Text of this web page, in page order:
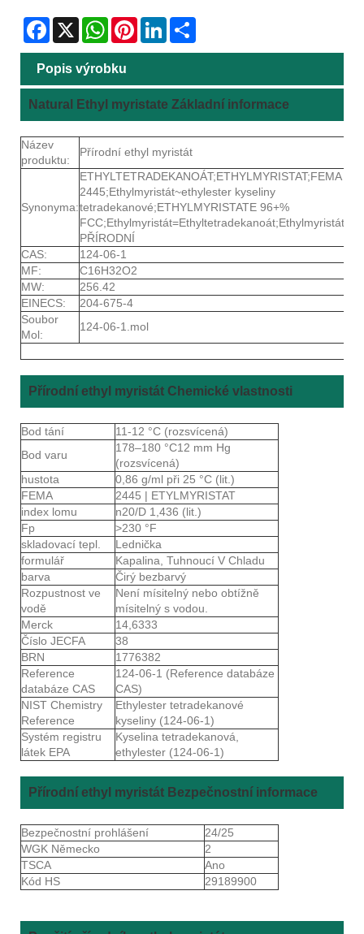
Facebook
X WhatsAppPinterestLinkedIn
Popis výrobku
Natural Ethyl myristate Základní informace
Název
produktu:
Přírodní ethyl myristát
Synonyma:
ETHYLTETRADEKANOÁT;ETHYLMYRISTAT;FEMA
2445;Ethylmyristát~ethylester kyseliny
tetradekanové;ETHYLMYRISTATE 96+%
PŘÍRODNÍ
CAS:
124-06-1
MF:
C16H32O2
MW:
256.42
EINECS:
204-675-4
Soubor
Mol:
124-06-1.mol
Přírodní ethyl myristát Chemické vlastnosti
Bod tání
11-12 °C (rozsvícená)
Bod varu
178–180 °C12 mm Hg
(rozsvícená)
hustota
0,86 g/ml při 25 °C (lit.)
FEMA
2445 | ETYLMYRISTAT
index lomu
n20/D 1,436 (lit.)
Fp
>230 °F
skladovací tepl.
Lednička
formulář
Kapalina, Tuhnoucí V Chladu
barva
Čirý bezbarvý
Rozpustnost ve
vodě
Není mísitelný nebo obtížně
mísitelný s vodou.
Merck
14,6333
Číslo JECFA
38
BRN
1776382
Reference
databáze CAS
124-06-1 (Reference databáze
CAS)
NIST Chemistry
Reference
Ethylester tetradekanové
kyseliny (124-06-1)
Systém registru
látek EPA
Kyselina tetradekanová,
ethylester (124-06-1)
Přírodní ethyl myristát Bezpečnostní informace
Bezpečnostní prohlášení
24/25
WGK Německo
2
TSCA
Ano
Kód HS
29189900